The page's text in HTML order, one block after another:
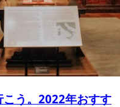
う。2022年おすす